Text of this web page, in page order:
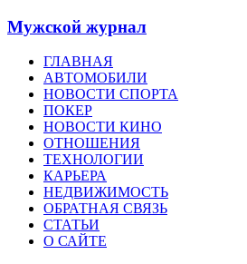
Мужской журнал
ГЛАВНАЯ
АВТОМОБИЛИ
НОВОСТИ СПОРТА
ПОКЕР
НОВОСТИ КИНО
ОТНОШЕНИЯ
ТЕХНОЛОГИИ
КАРЬЕРА
НЕДВИЖИМОСТЬ
ОБРАТНАЯ СВЯЗЬ
СТАТЬИ
О САЙТЕ